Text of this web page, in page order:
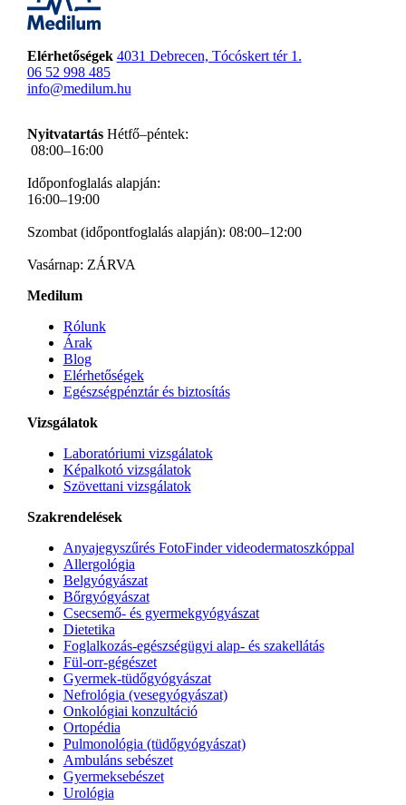
Elérhetőségek 4031 Debrecen, Tócóskert tér 1.
06 52 998 485
info@medilum.hu
NyitvatartásHétfő–péntek:
08:00–16:00
Időponfoglalás alapján:
16:00–19:00
Szombat (időpontfoglalás alapján): 08:00–12:00
Vasárnap: ZÁRVA
Medilum
Rólunk
Árak
Blog
Elérhetőségek
Egészségpénztár és biztosítás
Vizsgálatok
Laboratóriumi vizsgálatok
Képalkotó vizsgálatok
Szövettani vizsgálatok
Szakrendelések
Anyajegyszűrés FotoFinder videodermatoszkóppal
Allergológia
Belgyógyászat
Bőrgyógyászat
Csecsemő- és gyermekgyógyászat
Dietetika
Foglalkozás-egészségügyi alap- és szakellátás
Fül-orr-gégészet
Gyermek-tüdőgyógyászat
Nefrológia (vesegyógyászat)
Onkológiai konzultáció
Ortopédia
Pulmonológia (tüdőgyógyászat)
Ambuláns sebészet
Gyermeksebészet
Urológia